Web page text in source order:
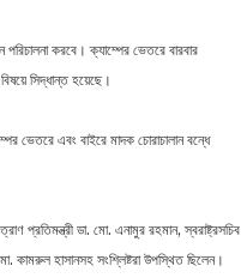
পরিচালনা করবে। ক্যাম্পের ভেতরে বারবার
সিদ্ধান্ত হয়েছে।
ভেতরে এবং বাইরে মাদক চোরাচালান বন্ধে
প্রতিমন্ত্রী ডা. মো. এনামুর রহমান, স্বরাষ্ট্রসচিব
কামরুল হাসানসহ সংশ্লিষ্টরা উপস্থিত ছিলেন।